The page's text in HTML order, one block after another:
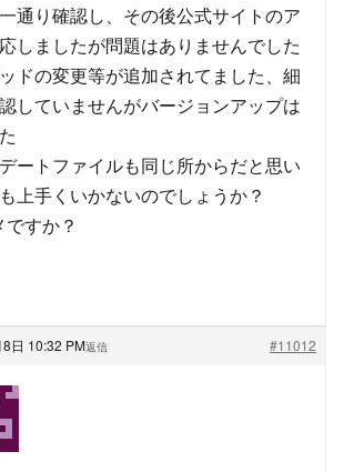
通り確認し、その後公式サイトのア
しましたが問題はありませんでした
ドの変更等が追加されてました、細
していませんがバージョンアップは
ートファイルも同じ所からだと思い
上手くいかないのでしょうか？
すか？
日 10:32 PM #11012
返信